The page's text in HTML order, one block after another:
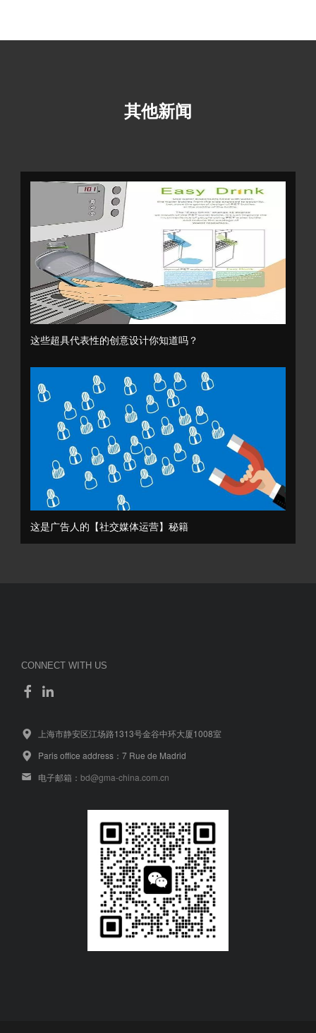
其他新闻
这些超具代表性的创意设计你知道吗？
这是广告人的【社交媒体运营】秘籍
CONNECT WITH US
上海市静安区江场路1313号金谷中环大厦1008室
Paris office address：7 Rue de Madrid
电子邮箱： bd@gma-china.com.cn